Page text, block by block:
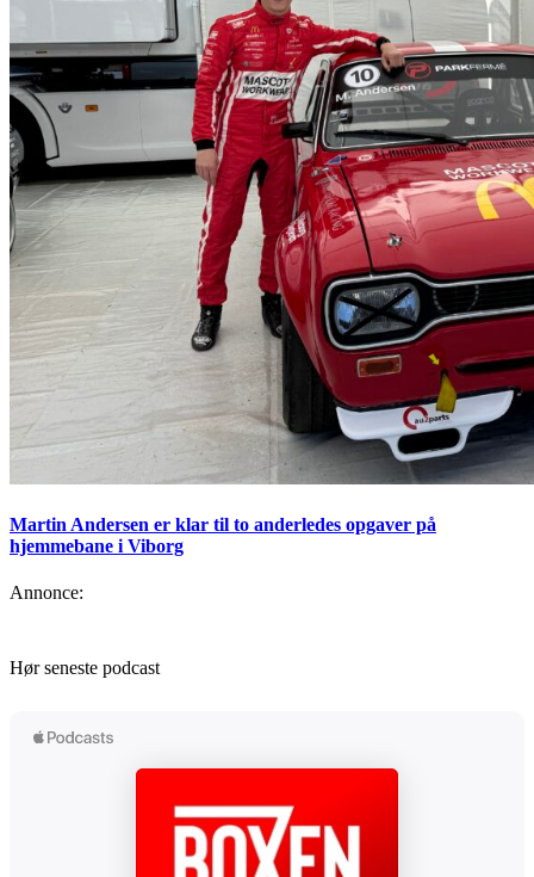
Martin Andersen er klar til to anderledes opgaver på
hjemmebane i Viborg
Annonce:
Hør seneste podcast